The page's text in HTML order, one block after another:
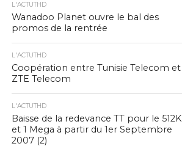
L'ACTUTHD
Wanadoo Planet ouvre le bal des
promos de la rentrée
L'ACTUTHD
Coopération entre Tunisie Telecom et
ZTE Telecom
L'ACTUTHD
Baisse de la redevance TT pour le 512K
et 1 Mega à partir du 1er Septembre
2007 (2)